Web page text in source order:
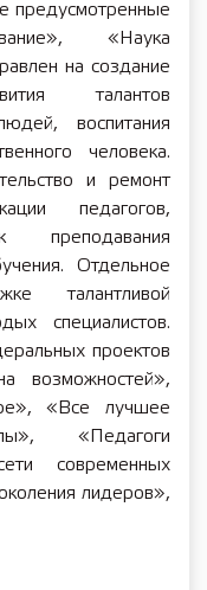
предусмотренные
«Наука
на создание
талантов
воспитания
человека.
и ремонт
педагогов,
Отдельное
талантливой
специалистов.
проектов
возможностей»,
«Все лучшее
«Педагоги
современных
лидеров»,